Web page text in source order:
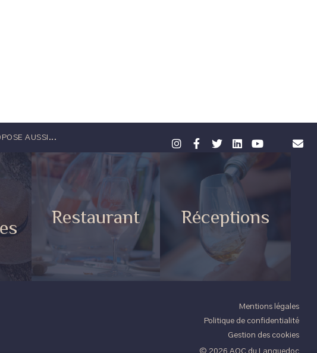
AUSSI...
Restaurant Réceptions
Mentions légales
Politique de confidentialité
Gestion des cookies
© 2026 AOC du Languedoc